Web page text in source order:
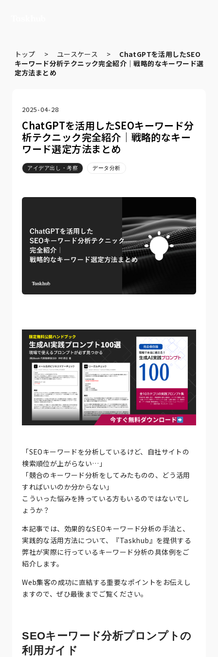
トップ > ユースケース > ChatGPTを活用したSEO
キーワード分析テクニック完全紹介｜戦略的なキーワード選
定方法まとめ
2025-04-28
ChatGPTを活用したSEOキーワード分
析テクニック完全紹介｜戦略的なキー
ワード選定方法まとめ
アイデア出し・考察 データ分析
「SEOキーワードを分析しているけど、自社サイトの
検索順位が上がらない…」
「競合のキーワード分析をしてみたものの、どう活用
すればいいのか分からない」
こういった悩みを持っている方もいるのではないでし
ょうか？
本記事では、効果的なSEOキーワード分析の手法と、
実践的な活用方法について、『Taskhub』を提供する
弊社が実際に行っているキーワード分析の具体例をご
紹介します。
Web集客の成功に直結する重要なポイントをお伝えし
ますので、ぜひ最後までご覧ください。
SEOキーワード分析プロンプトの
利用ガイド